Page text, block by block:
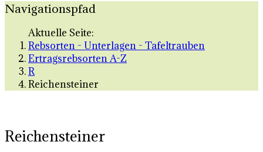
Navigationspfad
Aktuelle Seite:
Rebsorten - Unterlagen - Tafeltrauben
Ertragsrebsorten A-Z
R
Reichensteiner
Reichensteiner